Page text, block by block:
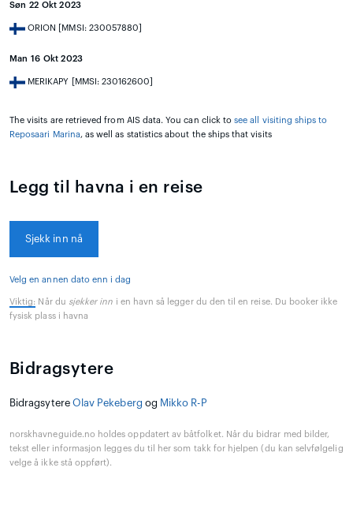
Søn 22 Okt 2023
ORION [MMSI: 230057880]
Man 16 Okt 2023
MERIKAPY [MMSI: 230162600]
The visits are retrieved from AIS data. You can click tosee all visiting ships to
Reposaari Marina, as well as statistics about the ships that visits
Legg til havna i en reise
Sjekk inn nå
Velg en annen dato enn i dag
Viktig: Når du sjekker inn i en havn så legger du den til en reise. Du booker ikke
fysisk plass i havna
Bidragsytere
Bidragsytere Olav Pekeberg og Mikko R-P
norskhavneguide.no holdes oppdatert av båtfolket. Når du bidrar med bilder,
tekst eller informasjon legges du til her som takk for hjelpen (du kan selvfølgelig
velge å ikke stå oppført).